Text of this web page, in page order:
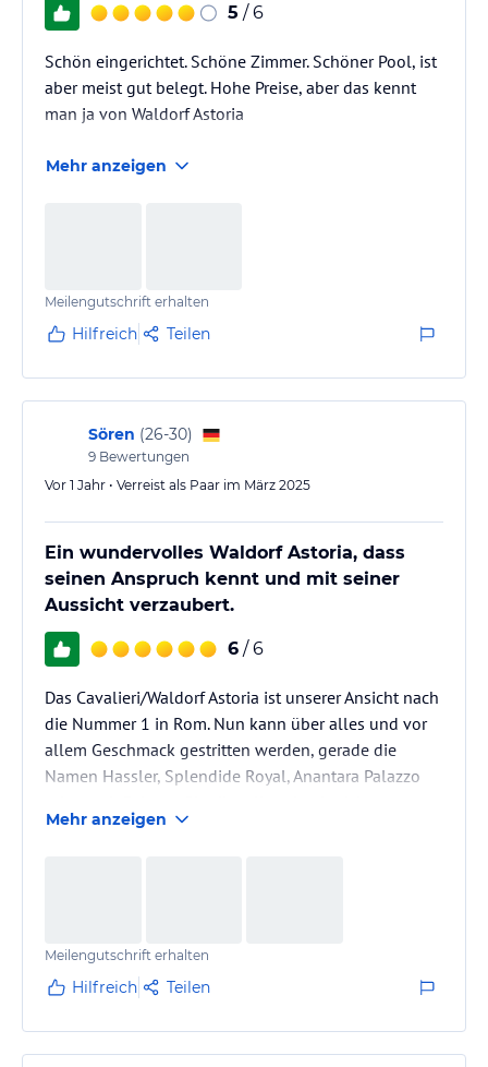
5 / 6
Schön eingerichtet. Schöne Zimmer. Schöner Pool, ist
aber meist gut belegt. Hohe Preise, aber das kennt
man ja von Waldorf Astoria
Mehr anzeigen
Meilengutschrift erhalten
Hilfreich Teilen
Sören (26-30)
9 Bewertungen
Vor 1 Jahr • Verreist als Paar im März 2025
Ein wundervolles Waldorf Astoria, dass
seinen Anspruch kennt und mit seiner
Aussicht verzaubert.
6 / 6
Das Cavalieri/Waldorf Astoria ist unserer Ansicht nach
die Nummer 1 in Rom. Nun kann über alles und vor
allem Geschmack gestritten werden, gerade die
Namen Hassler, Splendide Royal, Anantara Palazzo
den Tisch fallen. Römische Exklusivität im privaten
Altbau ein 70er Jahre…
Mehr anzeigen
Meilengutschrift erhalten
Hilfreich Teilen